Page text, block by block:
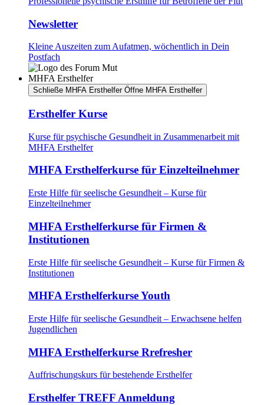
Newsletter
Kleine Auszeiten zum Aufatmen, wöchentlich in Dein
Postfach
MHFA Ersthelfer
Schließe MHFA Ersthelfer Öffne MHFA Ersthelfer
Ersthelfer Kurse
Kurse für psychische Gesundheit in Zusammenarbeit mit
MHFA Ersthelfer
MHFA Ersthelferkurse für Einzelteilnehmer
Erste Hilfe für seelische Gesundheit – Kurse für
Einzelteilnehmer
MHFA Ersthelferkurse für Firmen &
Institutionen
Erste Hilfe für seelische Gesundheit – Kurse für Firmen &
Institutionen
MHFA Ersthelferkurse Youth
Erste Hilfe für seelische Gesundheit – Erwachsene helfen
Jugendlichen
MHFA Ersthelferkurse Rrefresher
Auffrischungskurs für bestehende Ersthelfer
Ersthelfer TREFF Anmeldung